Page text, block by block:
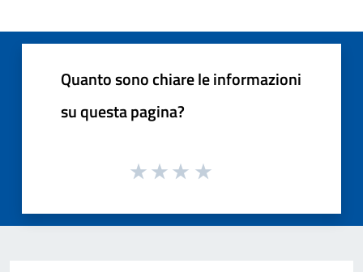
Quanto sono chiare le informazioni
su questa pagina?